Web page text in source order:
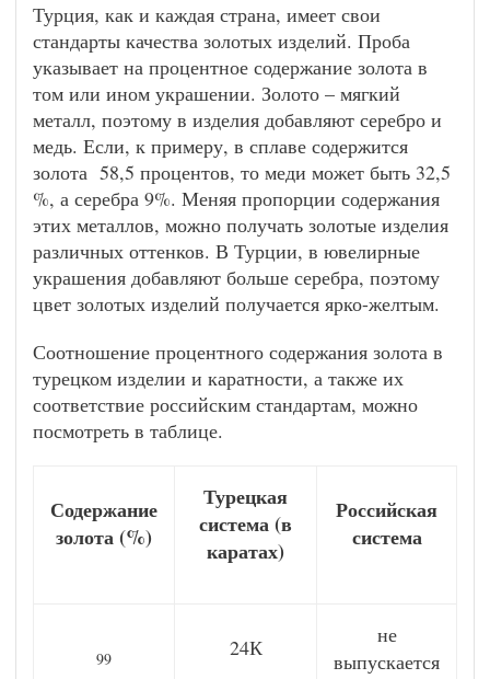
Турция, как и каждая страна, имеет свои
стандарты качества золотых изделий. Проба
указывает на процентное содержание золота в
том или ином украшении. Золото – мягкий
металл, поэтому в изделия добавляют серебро и
медь. Если, к примеру, в сплаве содержится
золота 58,5 процентов, то меди может быть 32,5
%, а серебра 9%. Меняя пропорции содержания
этих металлов, можно получать золотые изделия
различных оттенков. В Турции, в ювелирные
украшения добавляют больше серебра, поэтому
цвет золотых изделий получается ярко-желтым.
Соотношение процентного содержания золота в
турецком изделии и каратности, а также их
соответствие российским стандартам, можно
посмотреть в таблице.
Содержание
золота (%)
Турецкая
система (в
каратах)
Российская
система
99 24К
не
выпускается